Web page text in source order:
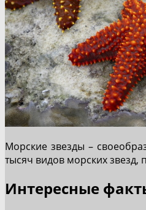
Морские звезды –
тысяч видов морских
Интересные